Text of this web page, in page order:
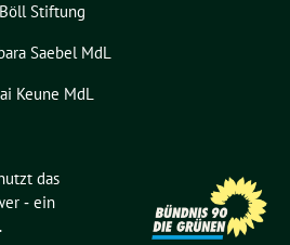
Böll Stiftung
Saebel MdL
Keune MdL
das
‐ ein
.